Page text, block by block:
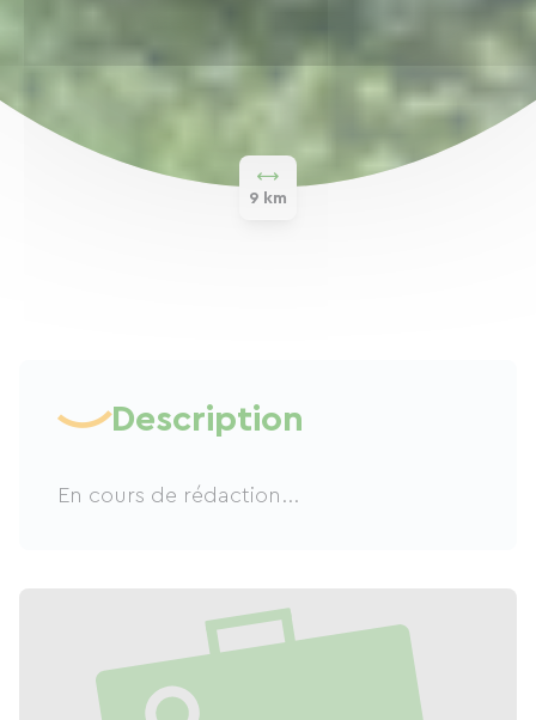
9 km
Description
En cours de rédaction...